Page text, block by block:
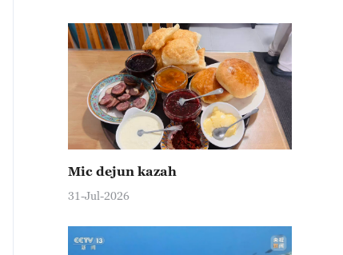
Mic dejun kazah
31-Jul-2026